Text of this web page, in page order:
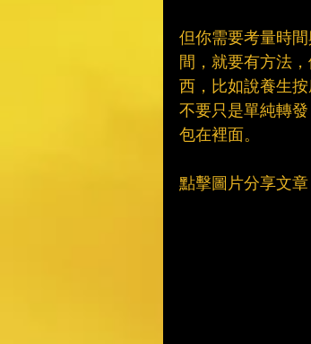
但你需要考量時
間，就要有方法
西，比如說養生
不要只是單純轉
包在裡面。
點擊圖片分享文